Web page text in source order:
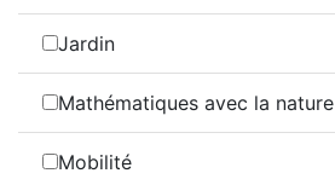
Jardin
Mathématiques avec la nature
Mobilité